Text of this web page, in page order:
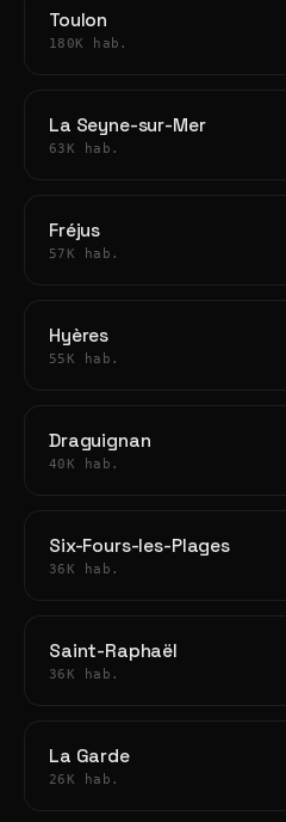
Toulon
180K hab.
La Seyne-sur-Mer
63K hab.
Fréjus
57K hab.
Hyères
55K hab.
Draguignan
40K hab.
Six-Fours-les-Plages
36K hab.
Saint-Raphaël
36K hab.
La Garde
26K hab.